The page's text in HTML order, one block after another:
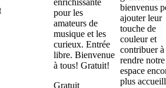
enrichissante
pour les
amateurs de
musique et les
curieux. Entrée
libre. Bienvenue
à tous! Gratuit!
Gratuit
bienvenus
ajouter leur
touche de
couleur et
contribuer à
rendre notre
espace
plus